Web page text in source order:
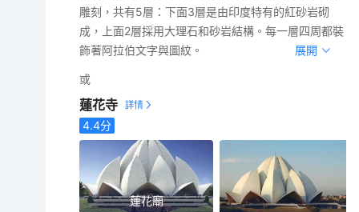
雕刻，共有5層：下面3層是由印度特有的紅砂岩砌
成，上面2層採用大理石和砂岩結構。每一層四周都裝
飾著阿拉伯文字與圖紋。
展開
或
蓮花寺
4.4分
蓮花廟